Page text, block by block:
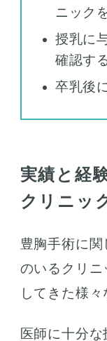
ニック
授乳に
確認す
卒乳後
実績と経
クリニッ
豊胸手術に
のいるクリニ
してきた様々
医師に十分